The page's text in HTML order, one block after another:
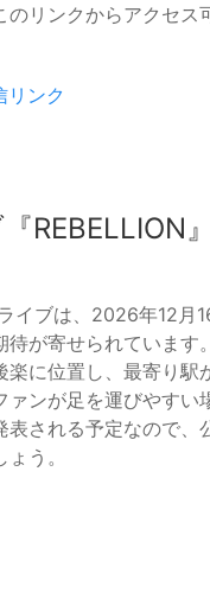
リンクからアクセス
リンク
REBELLION
イブは、2026年12月
待が寄せられています
楽に位置し、最寄り駅
ァンが足を運びやすい
表される予定なので、
う。